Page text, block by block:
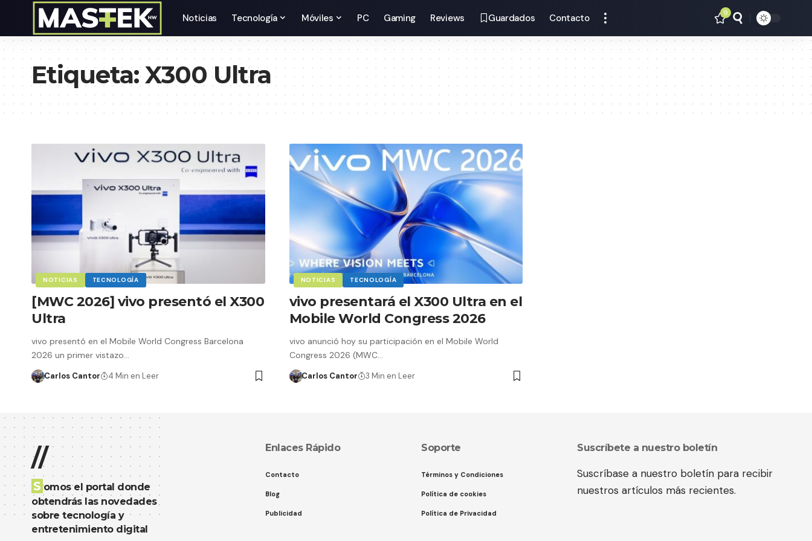
Noticias Tecnología Móviles PC Gaming Reviews Guardados Contacto 9
Etiqueta:X300 Ultra
NOTICIAS TECNOLOGÍA
[MWC 2026] vivo presentó el X300
Ultra
vivo presentó en el Mobile World Congress Barcelona
2026 un primer vistazo…
Carlos Cantor 4 Min en Leer
NOTICIAS TECNOLOGÍA
vivo presentará el X300 Ultra en el
Mobile World Congress 2026
vivo anunció hoy su participación en el Mobile World
Congress 2026 (MWC…
Carlos Cantor 3 Min en Leer
//
S omos el portal donde
obtendrás las novedades
sobre tecnología y
entretenimiento digital
Enlaces Rápido
Contacto
Blog
Publicidad
Soporte
Términos y Condiciones
Política de cookies
Política de Privacidad
Suscríbete a nuestro boletín
Suscríbase a nuestro boletín para recibir
nuestros artículos más recientes.